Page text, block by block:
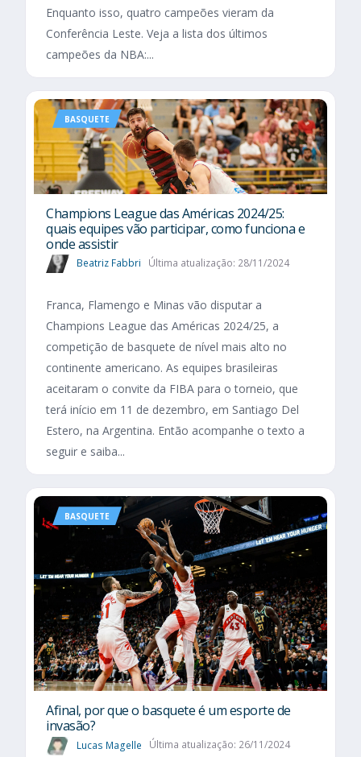
Enquanto isso, quatro campeões vieram da
Conferência Leste. Veja a lista dos últimos
campeões da NBA:...
BASQUETE
Champions League das Américas 2024/25:
quais equipes vão participar, como funciona e
onde assistir
Beatriz Fabbri Última atualização: 28/11/2024
Franca, Flamengo e Minas vão disputar a
Champions League das Américas 2024/25, a
competição de basquete de nível mais alto no
continente americano. As equipes brasileiras
aceitaram o convite da FIBA para o torneio, que
terá início em 11 de dezembro, em Santiago Del
Estero, na Argentina. Então acompanhe o texto a
seguir e saiba...
BASQUETE
Afinal, por que o basquete é um esporte de
invasão?
Lucas Magelle Última atualização: 26/11/2024